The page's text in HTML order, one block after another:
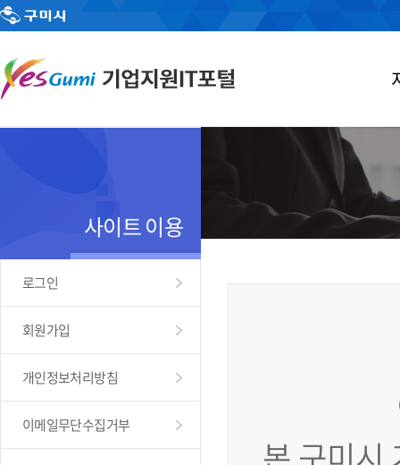
사이트 이용
로그인
회원가입
개인정보처리방침
이메일무단수집거부